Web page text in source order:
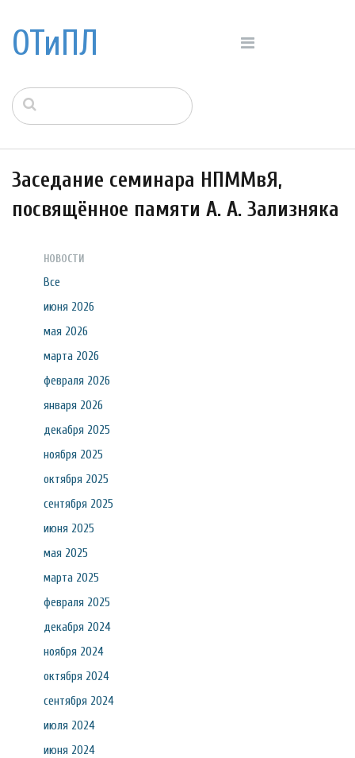
ОТиПЛ
Заседание семинара НПММвЯ,
посвящённое памяти А. А. Зализняка
НОВОСТИ
Все
июня 2026
мая 2026
марта 2026
февраля 2026
января 2026
декабря 2025
ноября 2025
октября 2025
сентября 2025
июня 2025
мая 2025
марта 2025
февраля 2025
декабря 2024
ноября 2024
октября 2024
сентября 2024
июля 2024
июня 2024